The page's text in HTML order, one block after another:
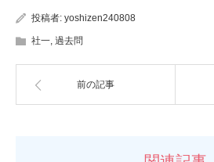
投稿者: yoshizen240808
社一, 過去問
前の記事